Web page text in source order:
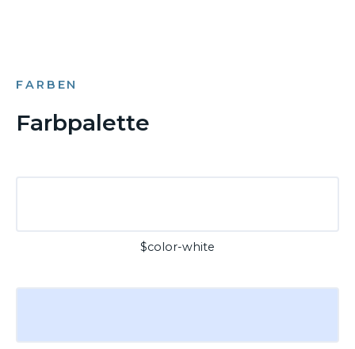
FARBEN
Farbpalette
$color-white